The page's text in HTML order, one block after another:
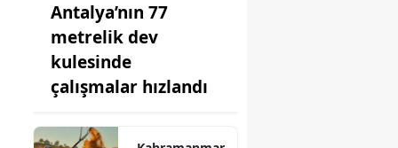
Antalya’nın 77
metrelik dev
kulesinde
çalışmalar hızlandı